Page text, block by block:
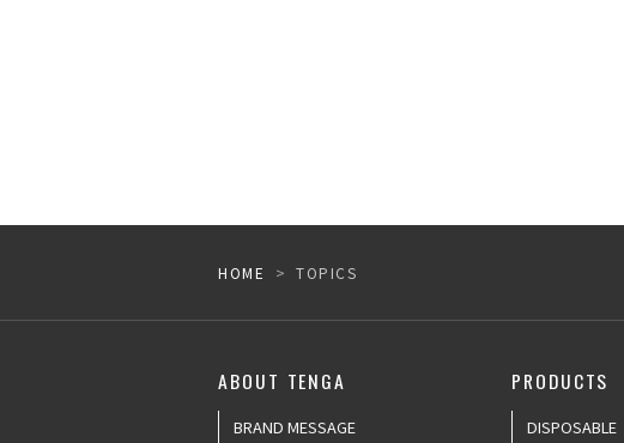
HOME TOPICS
ABOUT TENGA
BRAND MESSAGE
PRODUCTS
DISPOSABLE